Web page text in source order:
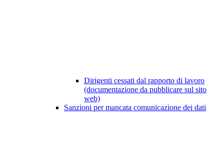
Dirigenti cessati dal rapporto di lavoro
(documentazione da pubblicare sul sito
web)
Sanzioni per mancata comunicazione dei dati